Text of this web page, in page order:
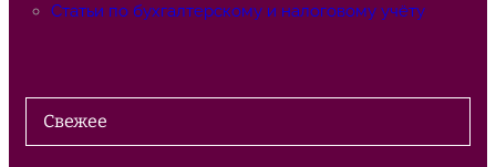
Статьи по бухгалтерскому и налоговому учёту
Свежее